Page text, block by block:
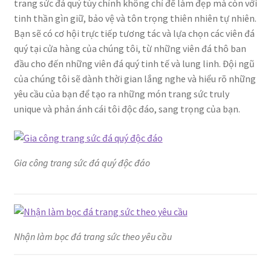
trang sức đá quý tùy chỉnh không chỉ để làm đẹp mà còn với
tinh thần gìn giữ, bảo vệ và tôn trọng thiên nhiên tự nhiên.
Bạn sẽ có cơ hội trực tiếp tương tác và lựa chọn các viên đá
quý tại cửa hàng của chúng tôi, từ những viên đá thô ban
đầu cho đến những viên đá quý tinh tế và lung linh. Đội ngũ
của chúng tôi sẽ dành thời gian lắng nghe và hiểu rõ những
yêu cầu của bạn để tạo ra những món trang sức truly
unique và phản ánh cái tôi độc đáo, sang trọng của bạn.
Gia công trang sức đá quý độc đáo
Nhận làm bọc đá trang sức theo yêu cầu